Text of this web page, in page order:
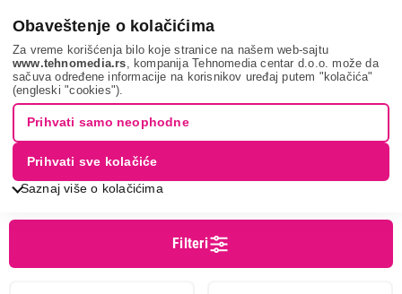
Obaveštenje o kolačićima
Za vreme korišćenja bilo koje stranice na našem web-sajtu
www.tehnomedia.rs , kompanija Tehnomedia centar d.o.o. može da
sačuva određene informacije na korisnikov uređaj putem "kolačića"
(engleski "cookies").
Saznaj više o kolačićima
Prihvati samo neophodne
Prihvati sve kolačiće
Mali kuhinjski aparati Aparati za kuvanje i pečenje Mini pekare
Cena od Cena do
PEKARE ZA HLEB
Sortiranje Prikaz
Filteri